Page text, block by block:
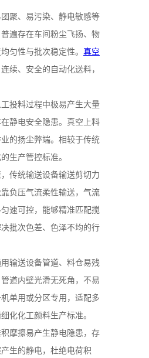
聚、易污染、静电敏感等
遍存在车间粉尘飞扬、物
匀性与批次稳定性。 真空
续、安全的自动化送料，
投料过程中极易产生大量
静电安全隐患。真空上料
的扬尘弊端。相较于传统
生产管控标准。
传统输送设备输送剪切力
负压气流柔性输送，气流
速可控，能够精准匹配搅
批次色差、色泽不均的行
输送设备管道、料仓易残
道内壁光滑无死角，不易
单用或分区专用，适配多
化化工颜料生产标准。
摩擦易产生静电隐患，存
生的静电，杜绝电荷积